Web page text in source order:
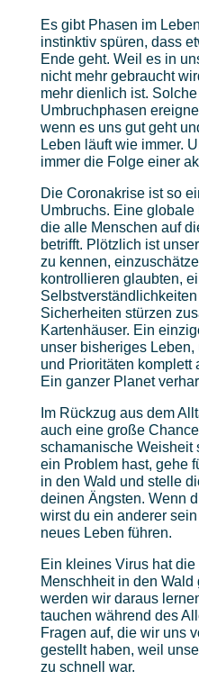
Es gibt Phasen im
instinktiv spüren, dass
Ende geht. Weil es in
nicht mehr gebraucht
mehr dienlich ist. Solche
Umbruchphasen
wenn es uns gut geht
Leben läuft wie immer.
immer die Folge einer
Die Coronakrise ist so
Umbruchs. Eine globale
die alle Menschen auf
betrifft. Plötzlich ist
zu kennen,
kontrollieren glaubten,
Selbstverständlichkeiten
Sicherheiten stürzen
Kartenhäuser. Ein
unser bisheriges Leben,
und Prioritäten komplett
Ein ganzer Planet
Im Rückzug aus dem
auch eine große
schamanische Weisheit
ein Problem hast, gehe
in den Wald und stelle
deinen Ängsten. Wenn
wirst du ein anderer
neues Leben führen.
Ein kleines Virus hat die
Menschheit in den Wald
werden wir daraus
tauchen während des
Fragen auf, die wir uns
gestellt haben, weil
zu schnell war.